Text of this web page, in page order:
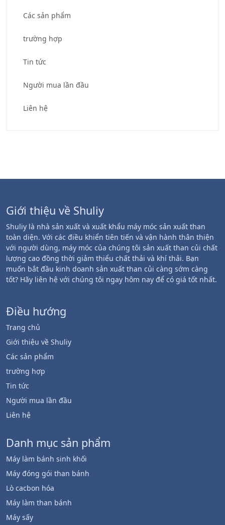
Các sản phẩm
trường hợp
Tin tức
Người mua lần đầu
Liên hệ
Giới thiệu về Shuliy
Shuliy là nhà sản xuất và xuất khẩu máy móc sản xuất than
toàn diện. Với các điều khiển tiên tiến và vận hành thân thiện
với người dùng, máy móc của chúng tôi sản xuất than củi chất
lượng cao đồng thời giảm thiểu chất thải và khí thải. Bạn
muốn bắt đầu kinh doanh sản xuất than củi càng sớm càng
tốt? Hãy liên hệ với chúng tôi ngay hôm nay để có giá tốt nhất.
Điều hướng
Trang chủ
Giới thiệu về Shuliy
Các sản phẩm
trường hợp
Tin tức
Người mua lần đầu
Liên hệ
Danh mục sản phẩm
Máy làm bánh sinh khối
Máy đóng gói than bánh
Lò cacbon hóa
Máy làm than bánh
Máy sấy